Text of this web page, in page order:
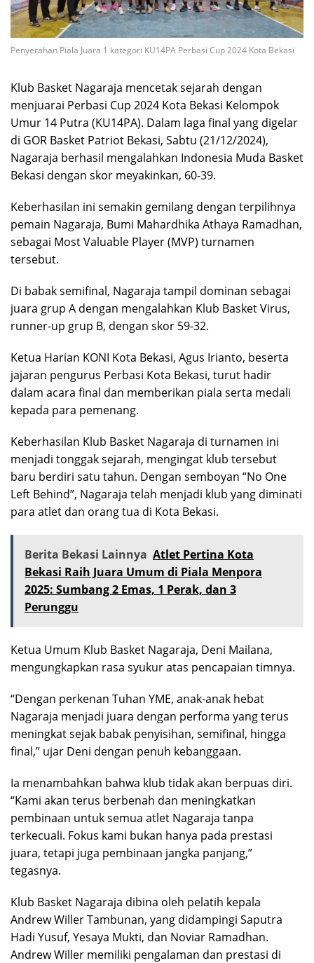
Penyerahan Piala Juara 1 kategori KU14PA Perbasi Cup 2024 Kota Bekasi
Klub Basket Nagaraja mencetak sejarah dengan
menjuarai Perbasi Cup 2024 Kota Bekasi Kelompok
Umur 14 Putra (KU14PA). Dalam laga final yang digelar
di GOR Basket Patriot Bekasi, Sabtu (21/12/2024),
Nagaraja berhasil mengalahkan Indonesia Muda Basket
Bekasi dengan skor meyakinkan, 60-39.
Keberhasilan ini semakin gemilang dengan terpilihnya
pemain Nagaraja, Bumi Mahardhika Athaya Ramadhan,
sebagai Most Valuable Player (MVP) turnamen
tersebut.
Di babak semifinal, Nagaraja tampil dominan sebagai
juara grup A dengan mengalahkan Klub Basket Virus,
runner-up grup B, dengan skor 59-32.
Ketua Harian KONI Kota Bekasi, Agus Irianto, beserta
jajaran pengurus Perbasi Kota Bekasi, turut hadir
dalam acara final dan memberikan piala serta medali
kepada para pemenang.
Keberhasilan Klub Basket Nagaraja di turnamen ini
menjadi tonggak sejarah, mengingat klub tersebut
baru berdiri satu tahun. Dengan semboyan “No One
Left Behind”, Nagaraja telah menjadi klub yang diminati
para atlet dan orang tua di Kota Bekasi.
Berita Bekasi Lainnya Atlet Pertina Kota
Bekasi Raih Juara Umum di Piala Menpora
2025: Sumbang 2 Emas, 1 Perak, dan 3
Perunggu
Ketua Umum Klub Basket Nagaraja, Deni Mailana,
mengungkapkan rasa syukur atas pencapaian timnya.
“Dengan perkenan Tuhan YME, anak-anak hebat
Nagaraja menjadi juara dengan performa yang terus
meningkat sejak babak penyisihan, semifinal, hingga
final,” ujar Deni dengan penuh kebanggaan.
Ia menambahkan bahwa klub tidak akan berpuas diri.
“Kami akan terus berbenah dan meningkatkan
pembinaan untuk semua atlet Nagaraja tanpa
terkecuali. Fokus kami bukan hanya pada prestasi
juara, tetapi juga pembinaan jangka panjang,”
tegasnya.
Klub Basket Nagaraja dibina oleh pelatih kepala
Andrew Willer Tambunan, yang didampingi Saputra
Hadi Yusuf, Yesaya Mukti, dan Noviar Ramadhan.
Andrew Willer memiliki pengalaman dan prestasi di